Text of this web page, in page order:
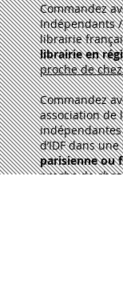
Commandez
Indépendants
librairie
librairie en
proche de
Commandez
association de
d’IDFdans une
parisienne ou
proche de